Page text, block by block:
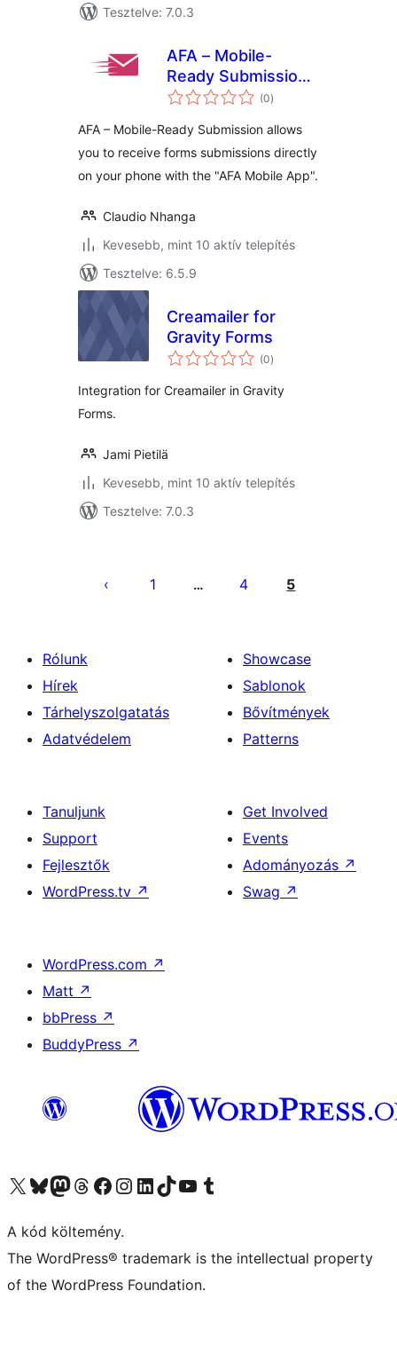
Tesztelve: 7.0.3
AFA – Mobile-
Ready Submission
Manager
(0értékelés
összesen
)
AFA – Mobile-Ready Submission allows
you to receive forms submissions directly
on your phone with the "AFA Mobile App".
Claudio Nhanga
Kevesebb, mint 10 aktív telepítés
Tesztelve: 6.5.9
Creamailer for
Gravity Forms
(0értékelés
összesen
)
Integration for Creamailer in Gravity
Forms.
Jami Pietilä
Kevesebb, mint 10 aktív telepítés
Tesztelve: 7.0.3
lapozása
1 … 4 5
Rólunk
Hírek
Tárhelyszolgatatás
Adatvédelem
Showcase
Sablonok
Bővítmények
Patterns
Tanuljunk
Support
Fejlesztők
WordPress.tv ↗
Get Involved
Events
Adományozás ↗
Swag ↗
WordPress.com ↗
Matt ↗
bbPress ↗
BuddyPress ↗
Visit our X (formerly Twitter) account
Visit our Bluesky account
Twitter csatornánk
Visit our Threads account
Facebook oldalunk megtekintése
Visit our Instagram account
Visit our LinkedIn account
Visit our TikTok account
Visit our YouTube channel
Visit our Tumblr account
A kód költemény.
The WordPress® trademark is the intellectual property
of the WordPress Foundation.